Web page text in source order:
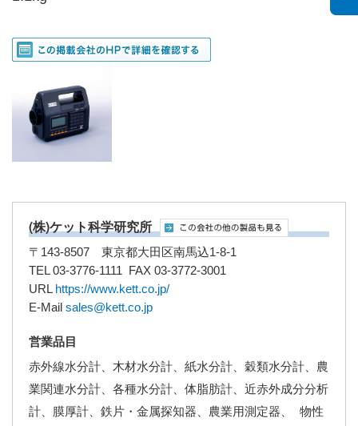
(株)ケット科学研究所
〒143-8507 東京都大田区南馬込1-8-1
TEL 03-3776-1111 FAX 03-3772-3001
URL https://www.kett.co.jp/
E-Mail sales@kett.co.jp
営業品目
赤外線水分計、木材水分計、紙水分計、穀類水分計、農
業関連水分計、各種水分計、体脂肪計、近赤外成分分析
計、膜厚計、鉄片・金属探知器、農業用測定器、 物性